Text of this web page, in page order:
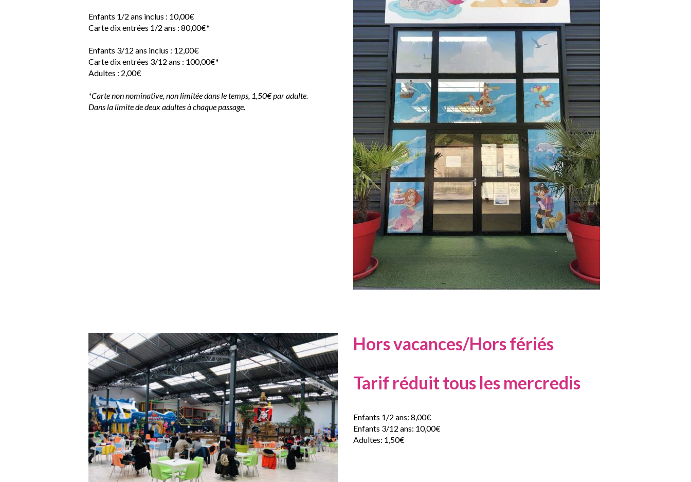
Enfants 1/2 ans inclus : 10,00€
Carte dix entrées 1/2 ans : 80,00€*
Enfants 3/12 ans inclus : 12,00€
Carte dix entrées 3/12 ans : 100,00€*
Adultes : 2,00€
*Carte non nominative, non limitée dans le temps, 1,50€ par adulte.
Dans la limite de deux adultes à chaque passage.
Hors vacances/Hors fériés
Tarif réduit tous les mercredis
Enfants 1/2 ans: 8,00€
Enfants 3/12 ans: 10,00€
Adultes: 1,50€